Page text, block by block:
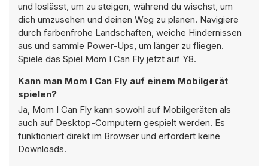
und loslässt, um zu steigen, während du wischst, um
dich umzusehen und deinen Weg zu planen. Navigiere
durch farbenfrohe Landschaften, weiche Hindernissen
aus und sammle Power-Ups, um länger zu fliegen.
Spiele das Spiel Mom I Can Fly jetzt auf Y8.
Kann man Mom I Can Fly auf einem Mobilgerät
spielen?
Ja, Mom I Can Fly kann sowohl auf Mobilgeräten als
auch auf Desktop-Computern gespielt werden. Es
funktioniert direkt im Browser und erfordert keine
Downloads.